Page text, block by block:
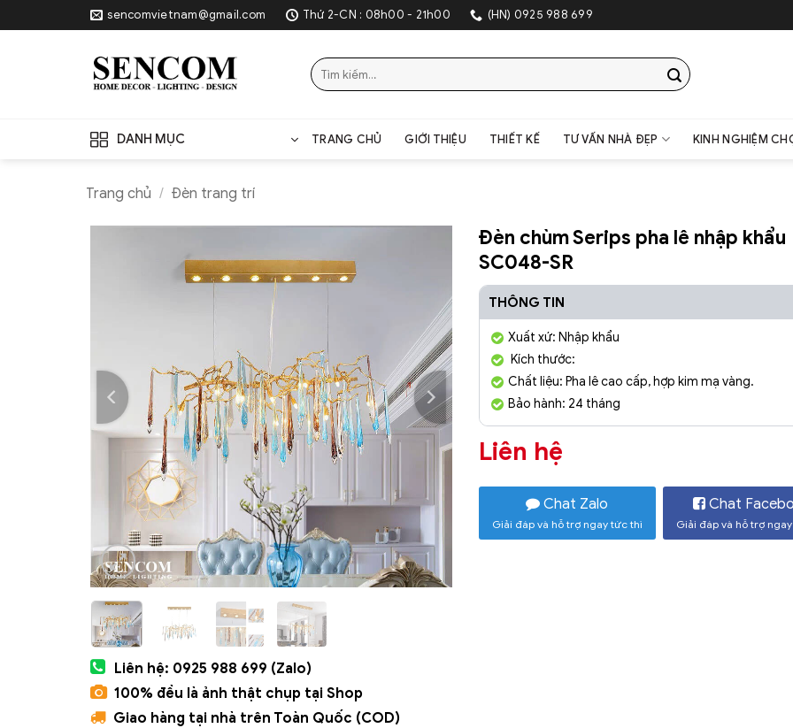
to
sencomvietnam@gmail.com Thứ 2-CN : 08h00 - 21h00 (HN) 0925 988 699
Tìm
kiếm:
DANH MỤC TRANG CHỦ GIỚI THIỆU THIẾT KẾ TƯ VẤN NHÀ ĐẸP KINH NGHIỆM
Trang chủ / Đèn trang trí
Liên hệ: 0925 988 699 (Zalo)
100% đều là ảnh thật chụp tại Shop
Giao hàng tại nhà trên Toàn Quốc (COD)
Đèn chùm Serips pha lê nhập khẩu
SC048-SR
THÔNG TIN
Xuất xứ: Nhập khẩu
Kích thước:
Chất liệu: Pha lê cao cấp, hợp kim mạ vàng.
Bảo hành: 24 tháng
Liên hệ
Chat Zalo
Giải đáp và hỗ trợ ngay tức thì
Chat
Giải đáp và hỗ trợ